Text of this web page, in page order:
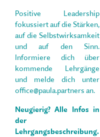
Positive Leadership
fokussiert auf die Stärken,
auf die Selbstwirksamkeit
und auf den Sinn.
Informiere dich über
kommende Lehrgänge
und melde dich unter
office@paula.partners an.
Neugierig? Alle Infos in
der
Lehrgangsbeschreibung.